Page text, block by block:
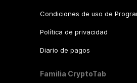
Condiciones de uso de
Política de privacidad
Diario de pagos
Familia CryptoTab